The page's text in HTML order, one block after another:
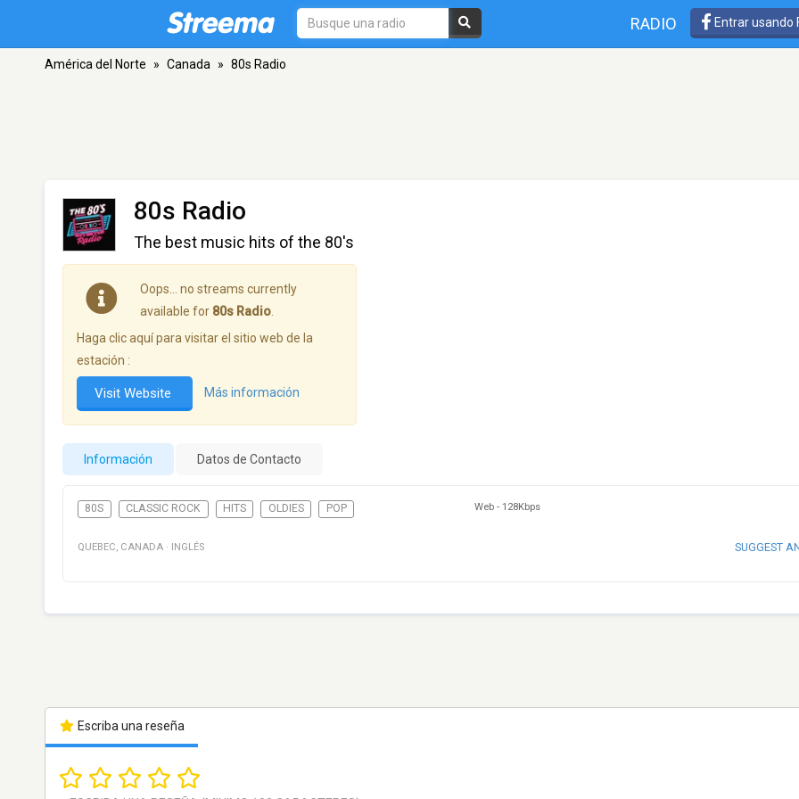
RADIO Entrar usando
América del Norte » Canada » 80s Radio
80s Radio
The best music hits of the 80's
Oops… no streams currently
available for 80s Radio
Haga clic aquí para visitar el sitio web de la
estación :
Visit Website Más información
Información Datos de Contacto
80S CLASSIC ROCK HITS OLDIES POP Web - 128Kbps
QUEBEC, CANADA · INGLÉS SUGGEST
Escriba una reseña